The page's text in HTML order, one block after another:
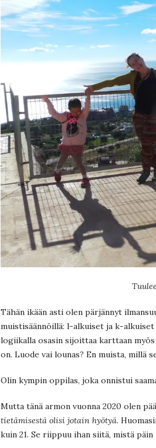
Tähän ikään asti olen pärjännyt
muistisäännöillä: l-alkuiset ja k-
logiikalla osasin sijoittaa karttaan
on. Luode vai lounas? En muista, millä
Olin kympin oppilas, joka onnistui
Mutta tänä armon vuonna 2020 olen
tietämisestä olisi jotain hyötyä.
kuin 21. Se riippuu ihan siitä, mistä päin